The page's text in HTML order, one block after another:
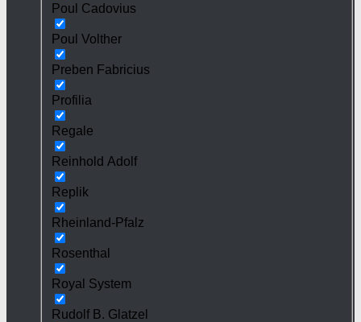
Poul Cadovius
Poul Volther
Preben Fabricius
Profilia
Regale
Reinhold Adolf
Replik
Rheinland-Pfalz
Rosenthal
Royal System
Rudolf B. Glatzel